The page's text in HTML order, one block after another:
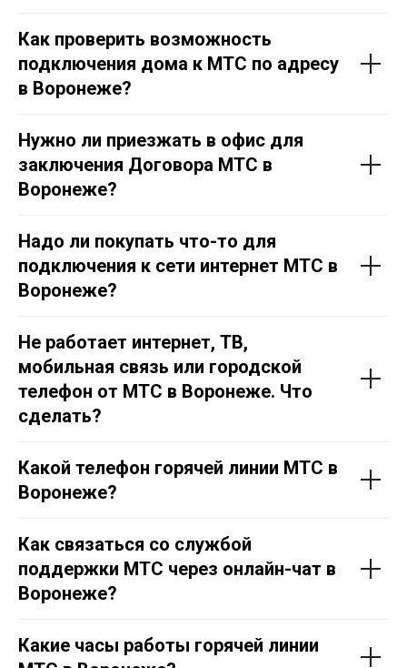
Как проверить возможность
подключения дома к МТС по адресу
в Воронеже?
Нужно ли приезжать в офис для
заключения Договора МТС в
Воронеже?
Надо ли покупать что-то для
подключения к сети интернет МТС в
Воронеже?
Не работает интернет, ТВ,
мобильная связь или городской
телефон от МТС в Воронеже. Что
сделать?
Какой телефон горячей линии МТС в
Воронеже?
Как связаться со службой
поддержки МТС через онлайн-чат в
Воронеже?
Какие часы работы горячей линии